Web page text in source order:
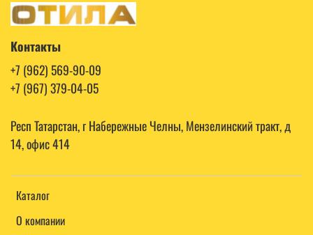
Каталог
О компании
Контакты
+7 (962) 569-90-09
+7 (967) 379-04-05
Респ Татарстан, г Набережные Челны, Мензелинский тракт, д
14, офис 414